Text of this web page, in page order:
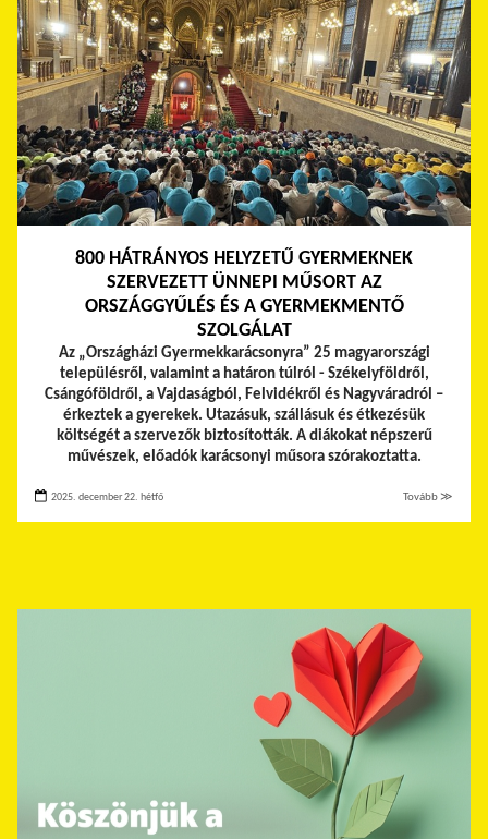
800 HÁTRÁNYOS HELYZETŰ GYERMEKNEK
SZERVEZETT ÜNNEPI MŰSORT AZ
ORSZÁGGYŰLÉS ÉS A GYERMEKMENTŐ
SZOLGÁLAT
Az „Országházi Gyermekkarácsonyra” 25 magyarországi
településről, valamint a határon túlról - Székelyföldről,
Csángóföldről, a Vajdaságból, Felvidékről és Nagyváradról –
érkeztek a gyerekek. Utazásuk, szállásuk és étkezésük
költségét a szervezők biztosították. A diákokat népszerű
művészek, előadók karácsonyi műsora szórakoztatta.
2025. december 22. hétfő Tovább ≫